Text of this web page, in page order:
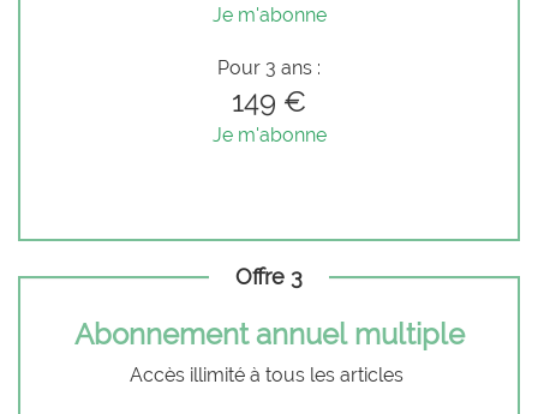
Je m'abonne
Pour 3 ans :
149 €
Je m'abonne
Offre 3
Abonnement annuel multiple
Accès illimité à tous les articles